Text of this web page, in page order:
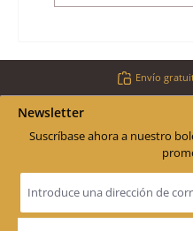
Envío
Newsletter
Suscríbase ahora a nuestro
Dirección
de
electrónico